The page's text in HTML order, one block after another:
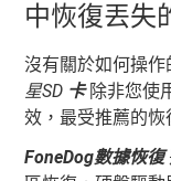
中恢復丟失
沒有關於如何操作
星SD 卡除非您使
效，最受推薦的
FoneDog數據恢復